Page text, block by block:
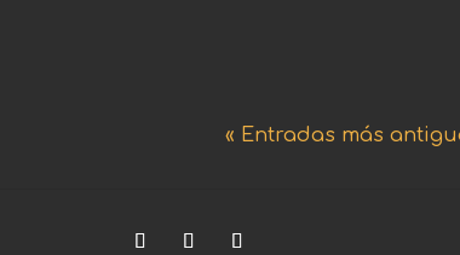
« Entradas más